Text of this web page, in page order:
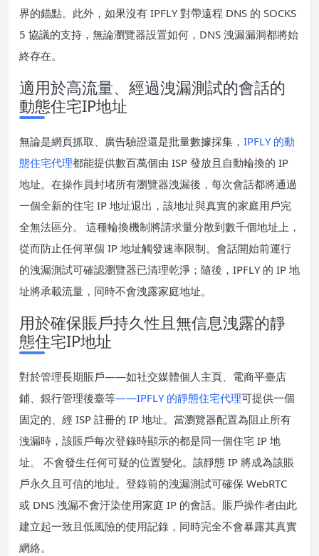
界的錨點。此外，如果沒有 IPFLY 對帶遠程 DNS 的 SOCKS
5 協議的支持，無論瀏覽器設置如何，DNS 洩漏漏洞都將始
終存在。
適用於高流量、經過洩漏測試的會話的
動態住宅IP地址
無論是網頁抓取、廣告驗證還是批量數據採集， IPFLY 的動
態住宅代理都能提供數百萬個由 ISP 發放且自動輪換的 IP
地址。在操作員封堵所有瀏覽器洩漏後，每次會話都將通過
一個全新的住宅 IP 地址退出，該地址與真實的家庭用戶完
全無法區分。 這種輪換機制將請求量分散到數千個地址上，
從而防止任何單個 IP 地址觸發速率限制。會話開始前運行
的洩漏測試可確認瀏覽器已清理乾淨；隨後，IPFLY 的 IP 地
址將承載流量，同時不會洩露家庭地址。
用於確保賬戶持久性且無信息洩露的靜
態住宅IP地址
對於管理長期賬戶——如社交媒體個人主頁、電商平臺店
鋪、銀行管理後臺等——IPFLY 的靜態住宅代理可提供一個
固定的、經 ISP 註冊的 IP 地址。當瀏覽器配置為阻止所有
洩漏時，該賬戶每次登錄時顯示的都是同一個住宅 IP 地
址。 不會發生任何可疑的位置變化。該靜態 IP 將成為該賬
戶永久且可信的地址。登錄前的洩漏測試可確保 WebRTC
或 DNS 洩漏不會汙染使用家庭 IP 的會話。賬戶操作者由此
建立起一致且低風險的使用記錄，同時完全不會暴露其真實
網絡。